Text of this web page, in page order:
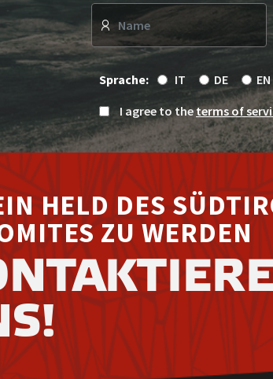
Sprache: IT DE EN
I agree to theterms of
HELD DES
ZU WERDEN